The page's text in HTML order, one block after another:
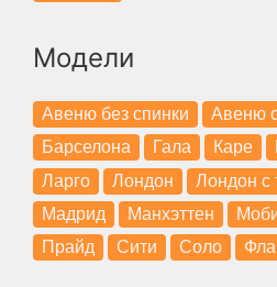
Модели
Авеню без спинки
Авеню
Барселона
Гала Каре
Ларго
Лондон
Лондон с
Мадрид
Манхэттен
Прайд
Сити Соло